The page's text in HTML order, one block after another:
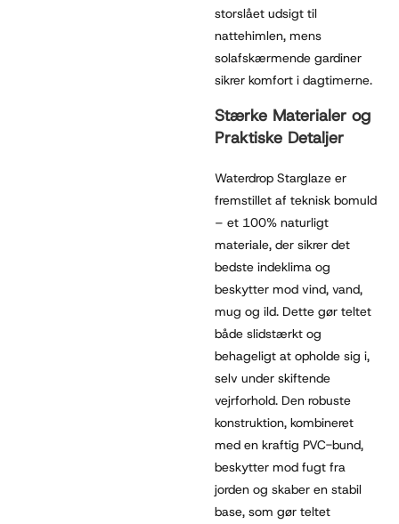
storslået udsigt til
nattehimlen, mens
solafskærmende gardiner
sikrer komfort i dagtimerne.
Stærke Materialer og
Praktiske Detaljer
Waterdrop Starglaze er
fremstillet af teknisk bomuld
– et 100% naturligt
materiale, der sikrer det
bedste indeklima og
beskytter mod vind, vand,
mug og ild. Dette gør teltet
både slidstærkt og
behageligt at opholde sig i,
selv under skiftende
vejrforhold. Den robuste
konstruktion, kombineret
med en kraftig PVC-bund,
beskytter mod fugt fra
jorden og skaber en stabil
base, som gør teltet